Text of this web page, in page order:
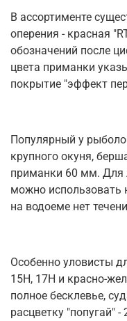
В ассортименте
оперения - красная
обозначений после
цвета приманки
покрытие "эффект
Популярный у
крупного окуня,
приманки 60 мм. Для
можно использовать
на водоеме нет
Особенно уловисты
15H, 17H и красно-
полное бесклевье,
расцветку "попугай" -